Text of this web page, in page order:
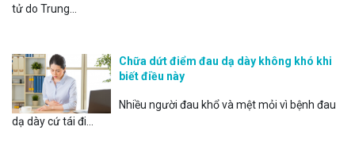
tử do Trung...
Chữa dứt điểm đau dạ dày không khó khi
biết điều này
Nhiều người đau khổ và mệt mỏi vì bệnh đau
dạ dày cứ tái đi...